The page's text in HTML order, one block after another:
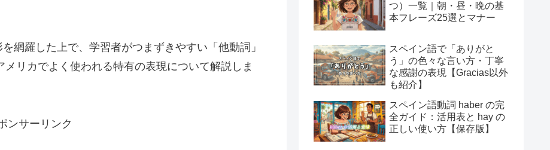
網羅した上で、学習者がつまずきやすい「他動詞」
リカでよく使われる特有の表現について解説しま
ンサーリンク
つ）一覧｜朝・昼・晩の基
本フレーズ25選とマナー
スペイン語で「ありがと
う」の色々な言い方・丁寧
な感謝の表現【Gracias以外
も紹介】
スペイン語動詞 haber の完
全ガイド：活用表と hay の
正しい使い方【保存版】